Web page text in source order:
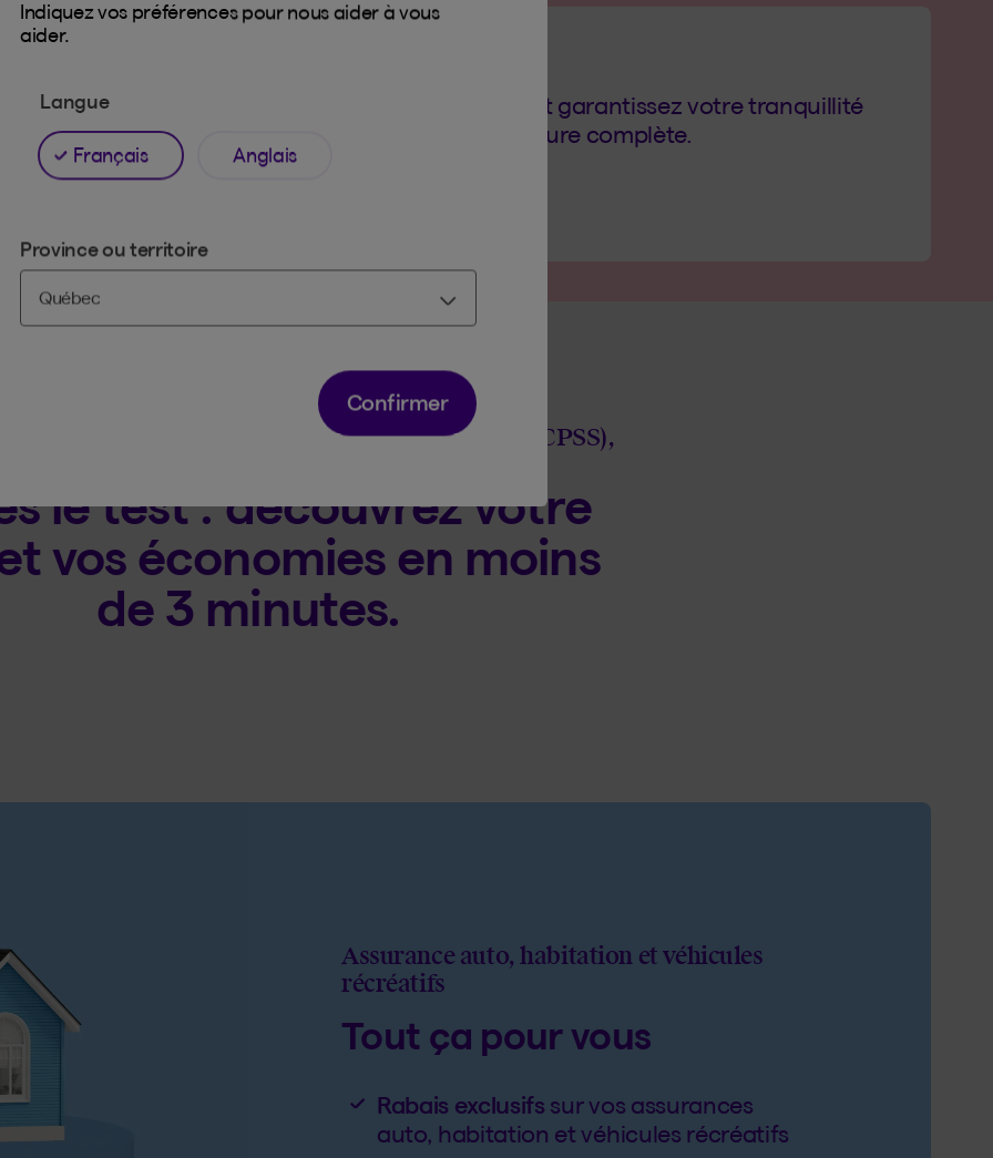
rabais juste pour
Maintenez une protection et garantissez votre tranquillité
d’esprit grâce à une couverture complète.
du Conseil provincial du soutien scolaire (SCFP-CPSS),
le test : découvrez votre
vos économies en moins
de 3 minutes.
Assurance auto, habitation et véhicules
récréatifs
Tout ça pour vous
Rabais exclusifs sur vos assurances
auto, habitation et véhicules récréatifs
Indiquez vos préférences pour nous aider à vous
aider.
Langue
Français Anglais
Province ou territoire
Confirmer